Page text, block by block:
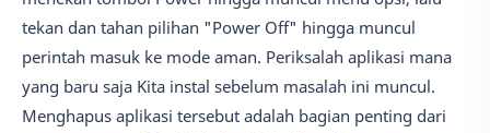
tekan dan tahan pilihan "Power Off" hingga muncul
perintah masuk ke mode aman. Periksalah aplikasi mana
yang baru saja Kita instal sebelum masalah ini muncul.
Menghapus aplikasi tersebut adalah bagian penting dari